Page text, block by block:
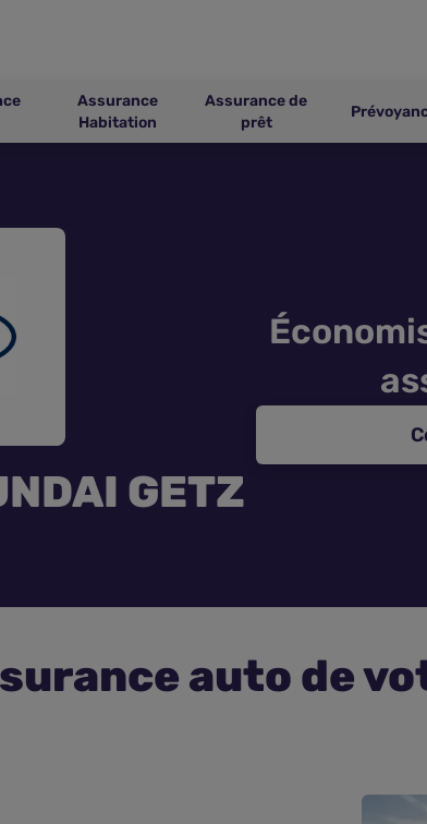
Assurance
Habitation
Assurance de
prêt
GETZ
auto de